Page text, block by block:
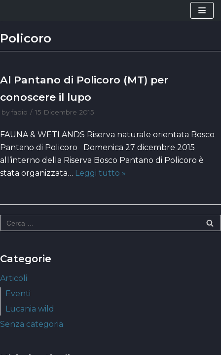
contenuto
Policoro
Al Pantano di Policoro (MT) per
conoscere il lupo
by fabio 15 Dicembre 2015
FAUNA & WETLANDS Riserva naturale orientata Bosco
Pantano di Policoro Domenica 27 dicembre 2015
all’interno della Riserva Bosco Pantano di Policoro è
stata organizzata… Leggi tutto »
Categorie
Articoli
Eventi
Lucania wild
Senza categoria